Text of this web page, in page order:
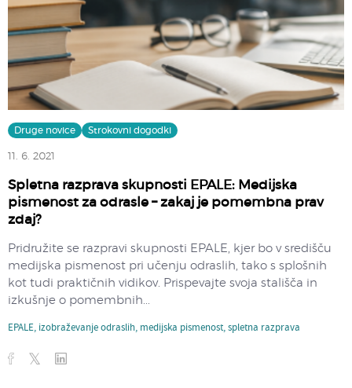
Druge novice Strokovni dogodki
11. 6. 2021
Spletna razprava skupnosti EPALE: Medijska
pismenost za odrasle – zakaj je pomembna prav
zdaj?
Pridružite se razpravi skupnosti EPALE, kjer bo v središču
medijska pismenost pri učenju odraslih, tako s splošnih
kot tudi praktičnih vidikov. Prispevajte svoja stališča in
izkušnje o pomembnih...
EPALE, izobraževanje odraslih, medijska pismenost,spletna razprava